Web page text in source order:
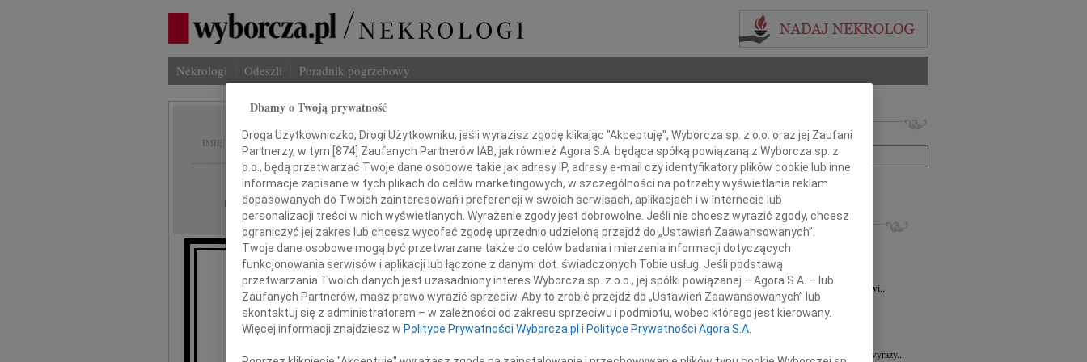
Nekrologi Odeszli Poradnik pogrzebowy
IMIĘ I NAZWISKO: Jerzy Brewko
REGION: Wrocław
DATA EMISJI: 10.08.2010
Głęboko poruszeni wiadomością o śmierci
naszego długoletniego dyrektora administracyjnego
Imię i nazwisko lub numer ogłoszenia:
+ szukanie zaawansowane
INNE NEKROLOGI
Barbara Korony07.08.2026 Wrocław
Z głębokim żalem i smutkiem przyjęliśmy...
Lucyna Wróbel06.08.2026
Naszemu Przyjacielowi Michałowi Łuczakowi...
06.08.2026
Wrocław
Annie Ciskowskiej wyrazy najgłębszego...
31.07.2026
Panu Sędziemu Januszowi Kaspryszynowi wyrazy...
Dbamy o Twoją prywatność
Droga Użytkowniczko, Drogi Użytkowniku, jeśli wyrazisz zgodę klikając "Akceptuję", Wyborcza sp. z o.o. oraz jej Zaufani
Partnerzy, w tym [874] Zaufanych Partnerów IAB, jak również Agora S.A. będąca spółką powiązaną z Wyborcza sp. z
o.o., będą przetwarzać Twoje dane osobowe takie jak adresy IP, adresy e-mail czy identyfikatory plików cookie lub inne
informacje zapisane w tych plikach do celów marketingowych, w szczególności na potrzeby wyświetlania reklam
dopasowanych do Twoich zainteresowań i preferencji w swoich serwisach, aplikacjach i w Internecie lub
personalizacji treści w nich wyświetlanych. Wyrażenie zgody jest dobrowolne. Jeśli nie chcesz wyrazić zgody, chcesz
ograniczyć jej zakres lub chcesz wycofać zgodę uprzednio udzieloną przejdź do „Ustawień Zaawansowanych”.
Twoje dane osobowe mogą być przetwarzane także do celów badania i mierzenia informacji dotyczących
funkcjonowania serwisów i aplikacji lub łączone z danymi dot. świadczonych Tobie usług. Jeśli podstawą
przetwarzania Twoich danych jest uzasadniony interes Wyborcza sp. z o.o., jej spółki powiązanej – Agora S.A. – lub
Zaufanych Partnerów, masz prawo wyrazić sprzeciw. Aby to zrobić przejdź do „Ustawień Zaawansowanych” lub
skontaktuj się z administratorem – w zależności od zakresu sprzeciwu i podmiotu, wobec którego jest kierowany.
Więcej informacji znajdziesz w Polityce Prywatności Wyborcza.pl i Polityce Prywatności Agora S.A.